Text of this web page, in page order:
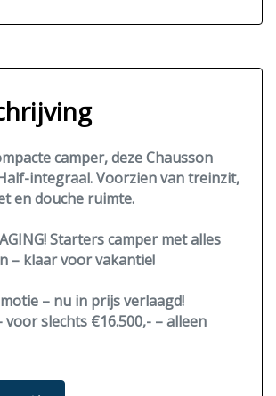
camper, deze Chausson
integraal. Voorzien van treinzit,
en douche ruimte.
Starters camper met alles
– klaar voor vakantie!
– nu in prijs verlaagd!
voorslechts €16.500,- – alleen
camper, deze Chausson